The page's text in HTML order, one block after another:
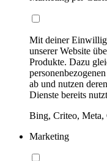
Mit deiner
unserer Website
Produkte. Dazu
ab und nutzen
Dienste bereits
Bing, Criteo,
Marketing